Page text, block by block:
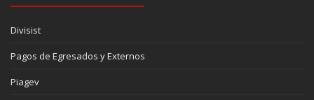
Divisist
Pagos de Egresados y Externos
Piagev